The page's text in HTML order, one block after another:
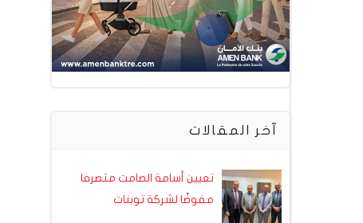
آخر المقالات
تعيين أسامة الصامت متصرفا
مفوضًا لشركة توبنات